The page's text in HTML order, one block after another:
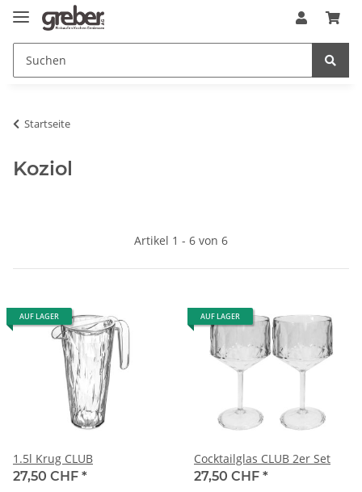
Startseite
Koziol
Artikel 1 - 6 von 6
AUF LAGER
1.5l Krug CLUB
27,50 CHF *
AUF LAGER
Cocktailglas CLUB 2er Set
27,50 CHF *